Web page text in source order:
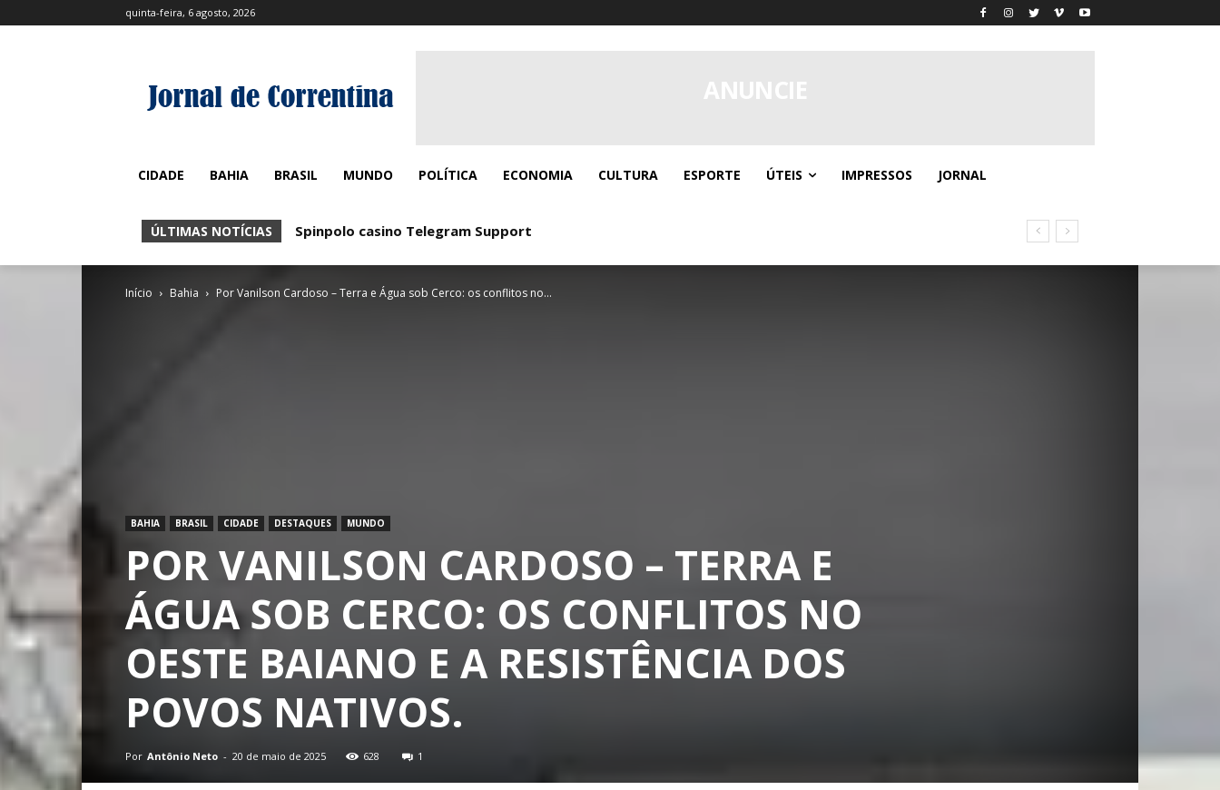
quinta-feira, 6 agosto, 2026
CIDADE BAHIA BRASIL MUNDO POLÍTICA ECONOMIA CULTURA ESPORTE ÚTEIS IMPRESSOS JORNAL
ÚLTIMAS NOTÍCIAS Spinpolo casino Telegram Support
Vavada-pl Promocje Świąteczne: Boże Narodzenie, Wielkanoc, Lato
Início Bahia Por Vanilson Cardoso – Terra e Água sob Cerco: os conflitos no...
BAHIA BRASIL CIDADE DESTAQUES MUNDO
POR VANILSON CARDOSO – TERRA E
ÁGUA SOB CERCO: OS CONFLITOS NO
OESTE BAIANO E A RESISTÊNCIA DOS
POVOS NATIVOS.
Por Antônio Neto - 20 de maio de 2025 628 1